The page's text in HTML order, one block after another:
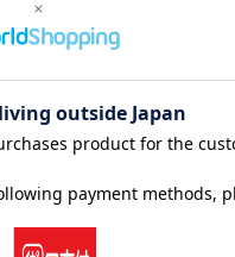
です♪
にぴったり。
ト。